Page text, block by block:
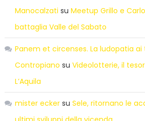
Manocalzati su Meetup Grillo e
battaglia Valle del Sabato
Panem et circenses. La ludopatia
Contropiano su Videolotterie, il
L’Aquila
mister eckersu Sele, ritornano le